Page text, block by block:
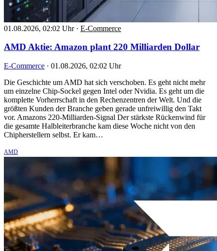
01.08.2026, 02:02 Uhr · E-Commerce
AMD Aktie: Amazon plant 220 Milliarden Dollar
E-Commerce · 01.08.2026, 02:02 Uhr
Die Geschichte um AMD hat sich verschoben. Es geht nicht mehr
um einzelne Chip-Sockel gegen Intel oder Nvidia. Es geht um die
komplette Vorherrschaft in den Rechenzentren der Welt. Und die
größten Kunden der Branche geben gerade unfreiwillig den Takt
vor. Amazons 220-Milliarden-Signal Der stärkste Rückenwind für
die gesamte Halbleiterbranche kam diese Woche nicht von den
Chipherstellern selbst. Er kam…
AMD